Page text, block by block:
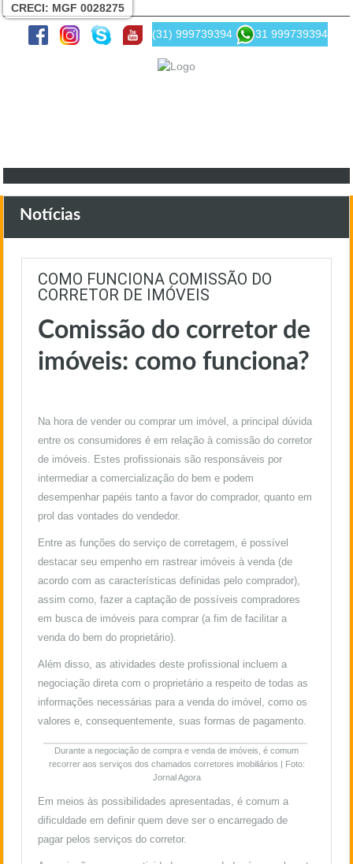
CRECI: MGF 0028275
(31) 999739394 31 999739394
Notícias
COMO FUNCIONA COMISSÃO DO
CORRETOR DE IMÓVEIS
Comissão do corretor de
imóveis: como funciona?
Na hora de vender ou comprar um imóvel, a principal dúvida
entre os consumidores é em relação à comissão do corretor
de imóveis. Estes profissionais são responsáveis por
intermediar a comercialização do bem e podem
desempenhar papéis tanto a favor do comprador, quanto em
prol das vontades do vendedor.
Entre as funções do serviço de corretagem, é possível
destacar seu empenho em rastrear imóveis à venda (de
acordo com as características definidas pelo comprador),
assim como, fazer a captação de possíveis compradores
em busca de imóveis para comprar (a fim de facilitar a
venda do bem do proprietário).
Além disso, as atividades deste profissional incluem a
negociação direta com o proprietário a respeito de todas as
informações necessárias para a venda do imóvel, como os
valores e, consequentemente, suas formas de pagamento.
Durante a negociação de compra e venda de imóveis, é comum
recorrer aos serviços dos chamados corretores imobiliários | Foto:
Jornal Agora
Em meios às possibilidades apresentadas, é comum a
dificuldade em definir quem deve ser o encarregado de
pagar pelos serviços do corretor.